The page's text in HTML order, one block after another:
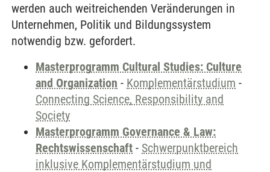
werden auch weitreichenden Veränderungen in
Unternehmen, Politik und Bildungssystem
notwendig bzw. gefordert.
Masterprogramm Cultural Studies: Culture
and Organization - Komplementärstudium -
Connecting Science, Responsibility and
Society
Masterprogramm Governance & Law:
Rechtswissenschaft - Schwerpunktbereich
inklusive Komplementärstudium und